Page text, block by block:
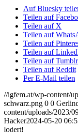
Auf Bluesky
Teilen auf
Teilen auf X
Teilen auf
Teilen auf
Teilen auf
Teilen auf Tumblr
Teilen auf Reddit
Per E-Mail teilen
//igfem.at/wp-content/
schwarz.png 0 0
content/uploads/2023/
Hacker2024-05-20
lodert!